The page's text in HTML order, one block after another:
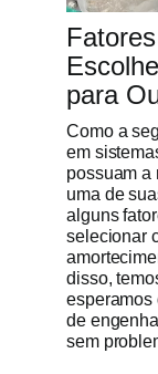
para
Como a
em
possuam a
uma de
alguns
selecionar
disso,
esperamos
de
sem